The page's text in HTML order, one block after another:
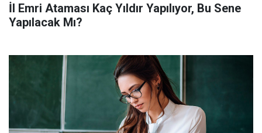
İl Emri Ataması Kaç Yıldır Yapılıyor, Bu Sene
Yapılacak Mı?